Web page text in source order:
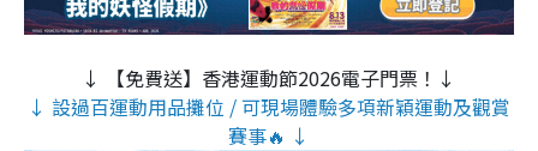
↓ 【免費送】香港運動節2026電子門票！↓
↓ 設過百運動用品攤位 / 可現場體驗多項新穎運動及觀賞
賽事🔥 ↓